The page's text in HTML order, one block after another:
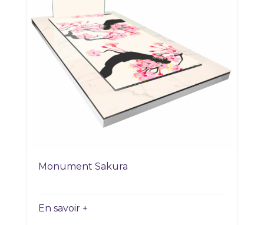
Monument Sakura
En savoir +